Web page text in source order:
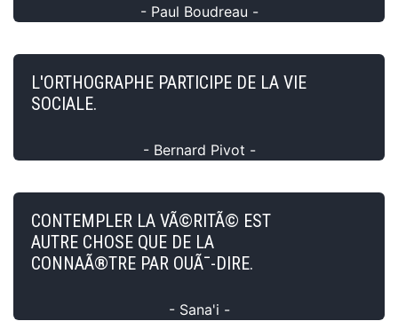
- Paul Boudreau -
L'ORTHOGRAPHE PARTICIPE DE LA VIE
SOCIALE.
- Bernard Pivot -
CONTEMPLER LA VÃ©RITÃ© EST
AUTRE CHOSE QUE DE LA
CONNAÃ®TRE PAR OUÃ¯-DIRE.
- Sana'i -